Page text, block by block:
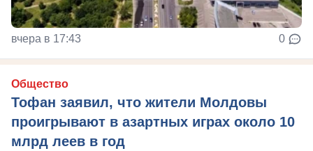
вчера в 17:43 0
Общество
Тофан заявил, что жители Молдовы
проигрывают в азартных играх около 10
млрд леев в год